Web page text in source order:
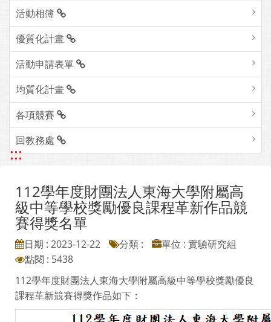
活動相簿
優質化計畫
活動申請表單
均質化計畫
各項競賽
回教務處
:::
112學年度財團法人東海大學附屬高
級中等學校獎勵優良課程革新作品競
賽得獎名單
日期 : 2023-12-22 分類 :
單位 : 實驗研究組
點閱 : 5438
112學年度財團法人東海大學附屬高級中等學校獎勵優良
課程革新競賽得獎作品如下：